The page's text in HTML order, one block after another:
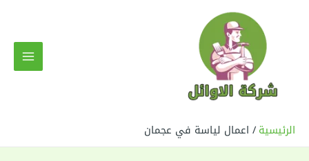
الرئيسية اعمال لياسة في عجمان